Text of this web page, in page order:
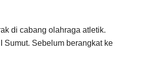
di cabang olahraga atletik.
Sumut. Sebelum berangkat ke